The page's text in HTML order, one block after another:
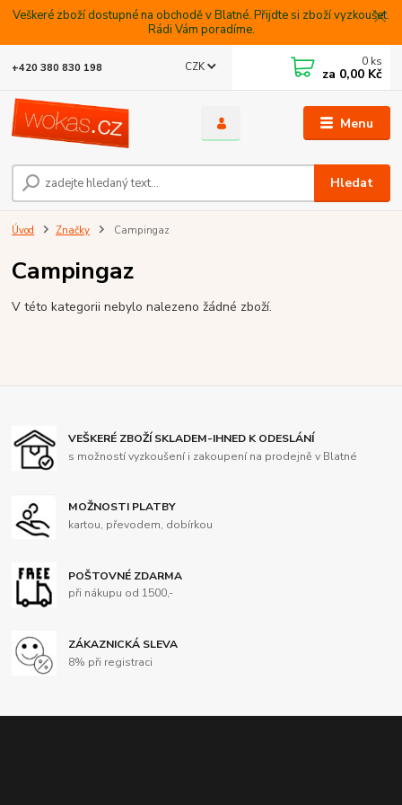
Veškeré zboží dostupné na obchodě v Blatné. Přijdte si zboží vyzkoušet.
Rádi Vám poradíme.
Menu
CZK
Hledat
+420 380 830 198 0 ks
za 0,00 Kč
Úvod Značky Campingaz
Campingaz
V této kategorii nebylo nalezeno žádné zboží.
VEŠKERÉ ZBOŽÍ SKLADEM-IHNED K ODESLÁNÍ
s možností vyzkoušení i zakoupení na prodejně v Blatné
MOŽNOSTI PLATBY
kartou, převodem, dobírkou
POŠTOVNÉ ZDARMA
při nákupu od 1500,-
ZÁKAZNICKÁ SLEVA
8% při registraci